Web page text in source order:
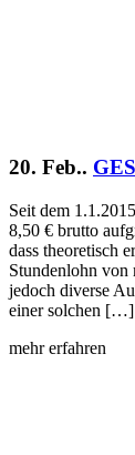
20. Feb..
Seit dem
8,50 € brutto
dass theoretisch
Stundenlohn von
jedoch diverse
einer solchen […]
mehr erfahren